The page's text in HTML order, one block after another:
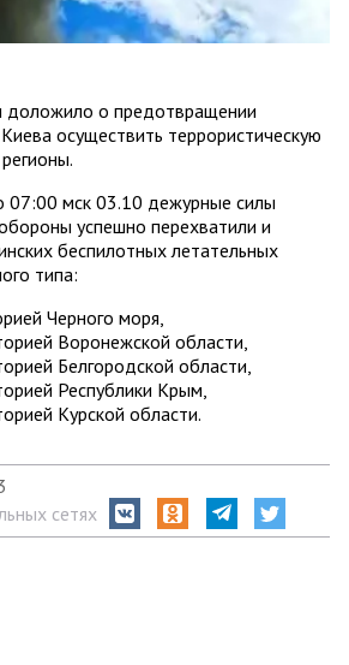
о предотвращении
осуществить террористическую
07:00 мск 03.10 дежурные силы
успешно перехватили и
беспилотных летательных
типа:
Черного моря,
Воронежской области,
Белгородской области,
Республики Крым,
Курской области.
сетях